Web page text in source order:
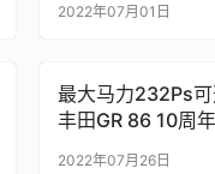
2022年07月01日
最大马力232Ps
丰田GR 86 10周
2022年07月26日